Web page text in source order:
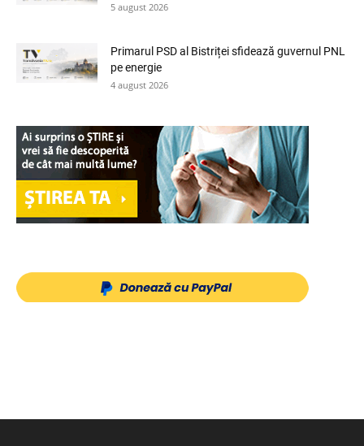
5 august 2026
Primarul PSD al Bistriței sfidează guvernul PNL
pe energie
4 august 2026